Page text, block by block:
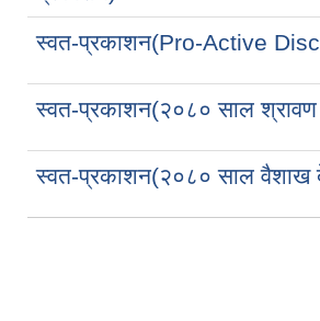
स्वत-प्रकाशन(Pro-Active
स्वत-प्रकाशन(२०८० साल श्रावण
स्वत-प्रकाशन(२०८० साल वैशाख